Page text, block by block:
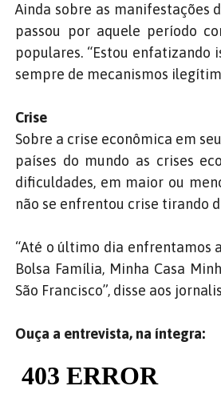
Ainda sobre as manifestações
passou por aquele período
populares. “Estou
sempre de mecanismos
Crise
Sobre a crise econômica em
países do mundo as crises
dificuldades, em maior ou
não se enfrentou crise tirando
“Até o último dia enfrentamos
Bolsa Família, Minha Casa
São Francisco”, disse aos
Ouça a entrevista, na íntegra: